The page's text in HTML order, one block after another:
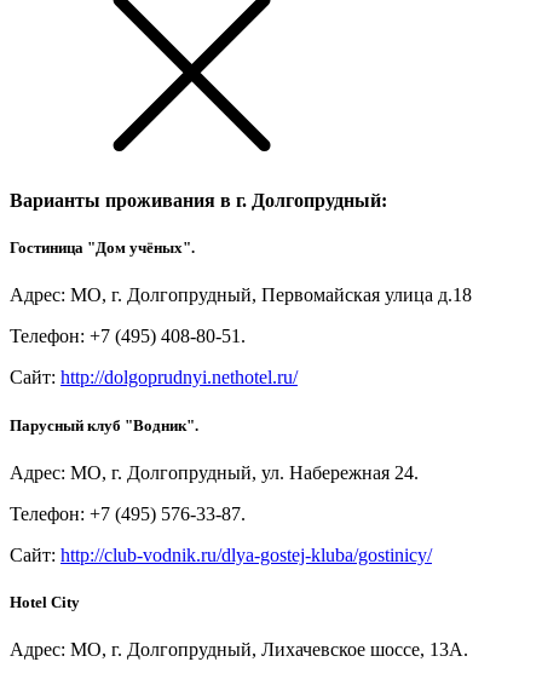
Варианты проживания в г. Долгопрудный:
Гостиница "Дом учёных".
Адрес: МО, г. Долгопрудный, Первомайская улица д.18
Телефон: +7 (495) 408-80-51.
Сайт: http://dolgoprudnyi.nethotel.ru/
Парусный клуб "Водник".
Адрес: МО, г. Долгопрудный, ул. Набережная 24.
Телефон: +7 (495) 576-33-87.
Сайт: http://club-vodnik.ru/dlya-gostej-kluba/gostinicy/
Hotel City
Адрес: МО, г. Долгопрудный, Лихачевское шоссе, 13А.